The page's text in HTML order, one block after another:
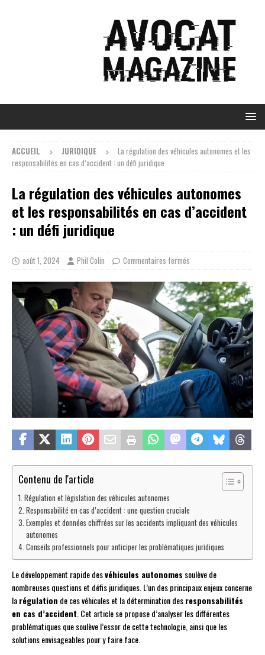
ACCUEIL JURIDIQUE
La régulation des véhicules autonomes et les
responsabilités en cas d’accident : un défi juridique
La régulation des véhicules autonomes
et les responsabilités en cas d’accident
: un défi juridique
août 1, 2024 Phil Colin Commentaires fermés
Contenu de l'article
Régulation et législation des véhicules autonomes
Responsabilité en cas d’accident : une question cruciale
Exemples et données chiffrées sur les accidents impliquant des véhicules
autonomes
Conseils professionnels pour anticiper les problématiques juridiques
Le développement rapide desvéhicules autonomes soulève de
nombreuses questions et défis juridiques. L’un des principaux enjeux concerne
larégulation de ces véhicules et la détermination desresponsabilités
en cas d’accident . Cet article se propose d’analyser les différentes
problématiques que soulève l’essor de cette technologie, ainsi que les
solutions envisageables pour y faire face.